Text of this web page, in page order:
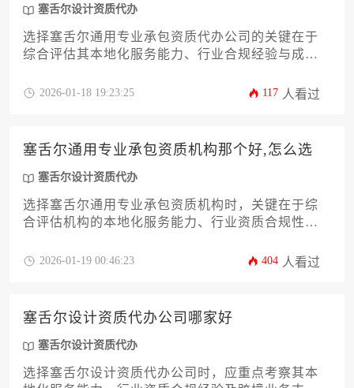
塞舌尔设计资质代办
选择塞舌尔通用专业承包资质代办公司的关键在于
综合评估其本地化服务能力、行业合规经验与成功
团队专业背景、对比服务价格透明度三大维度进行
度理解力，并能针对建筑、市政等不同工程领域提
供定制化资质申报策略。
2026-01-18 19:23:25 117 人看过
塞舌尔通用专业承包资质机构那个好,怎么选
塞舌尔设计资质代办
选择塞舌尔通用专业承包资质机构时，关键在于综
合评估机构的本地化服务能力、行业资质合规性、
考察、历史业绩比对、合同条款细化等方式，筛选
2026-01-19 00:46:23 404 人看过
塞舌尔设计资质代办公司哪家好
塞舌尔设计资质代办
选择塞舌尔设计资质代办公司时，应重点考察其本